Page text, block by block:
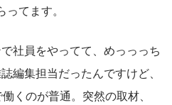
てます。
社員をやってて、めっっっち
編集担当だったんですけど、
くのが普通。突然の取材、